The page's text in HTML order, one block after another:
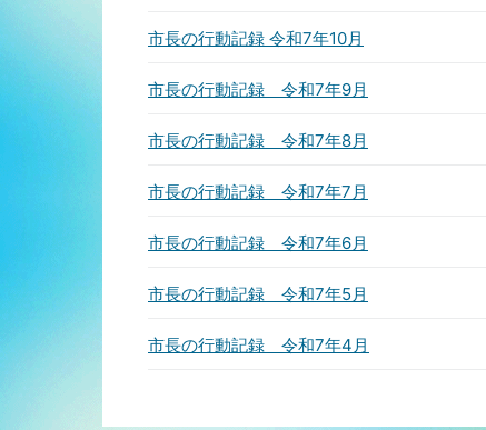
市長の行動記録 令和7年10月
市長の行動記録 令和7年9月
市長の行動記録 令和7年8月
市長の行動記録 令和7年7月
市長の行動記録 令和7年6月
市長の行動記録 令和7年5月
市長の行動記録 令和7年4月